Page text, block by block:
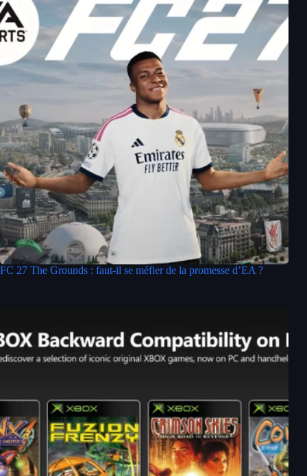
FC 27 The Grounds : faut-il se méfier de la promesse d’EA ?